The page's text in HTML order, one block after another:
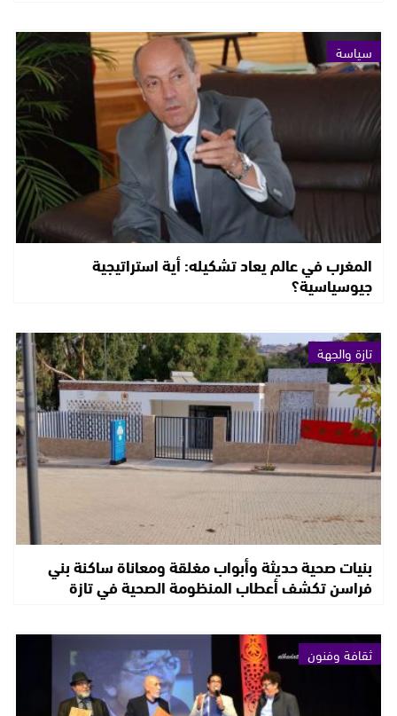
سياسة
المغرب في عالم يعاد تشكيله: أية استراتيجية
جيوسياسية؟
تازة والجهة
بنيات صحية حديثة وأبواب مغلقة ومعاناة ساكنة بني
فراسن تكشف أعطاب المنظومة الصحية في تازة
ثقافة وفنون